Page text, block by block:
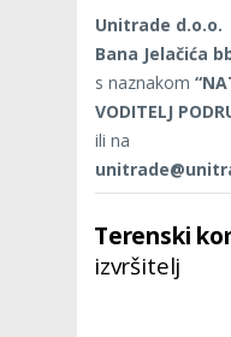
Unitrade d.o.o.
Bana Jelačića
s naznakom
VODITELJ
ili na
Terenski
izvršitelj